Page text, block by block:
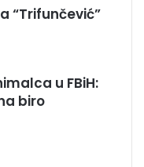
“Trifunčević”
u FBiH:
biro